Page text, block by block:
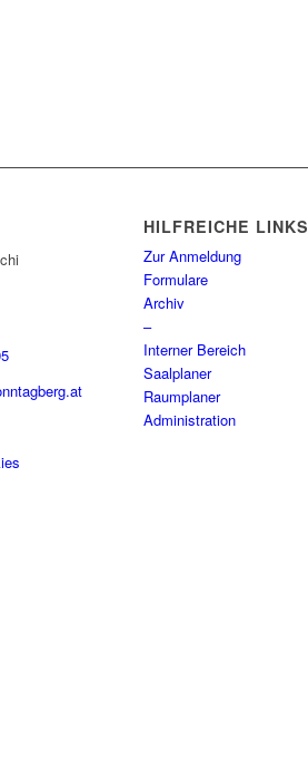
HILFREICHE LINKS
Zur Anmeldung
Formulare
Archiv
–
Interner Bereich
Saalplaner
Raumplaner
Administration